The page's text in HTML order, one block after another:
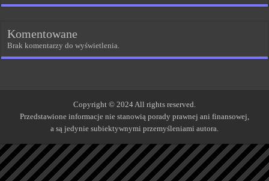
Komentowane
Brak komentarzy do wyświetlenia.
Copyright © 2024 All rights reserved.
Przedstawione informacje nie stanowią porady prawnej ani finansowej,
a są jedynie subiektywnymi przemyśleniami autora.